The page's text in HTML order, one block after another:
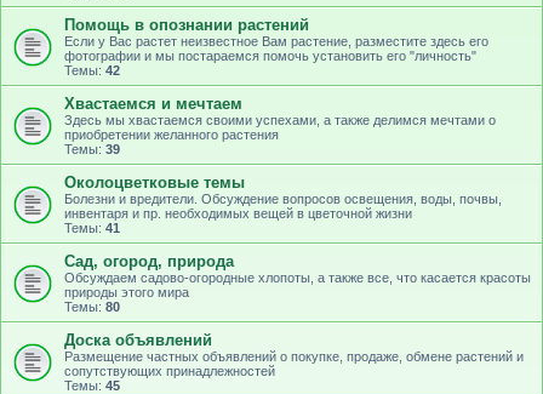
Помощь в опознании растений
Если у Вас растет неизвестное Вам растение, разместите здесь его
фотографии и мы постараемся помочь установить его "личность"
Темы: 42
Хвастаемся и мечтаем
Здесь мы хвастаемся своими успехами, а также делимся мечтами о
приобретении желанного растения
Темы: 39
Околоцветковые темы
Болезни и вредители. Обсуждение вопросов освещения, воды, почвы,
инвентаря и пр. необходимых вещей в цветочной жизни
Темы: 41
Сад, огород, природа
Обсуждаем садово-огородные хлопоты, а также все, что касается красоты
природы этого мира
Темы: 80
Доска объявлений
Размещение частных объявлений о покупке, продаже, обмене растений и
сопутствующих принадлежностей
Темы: 45